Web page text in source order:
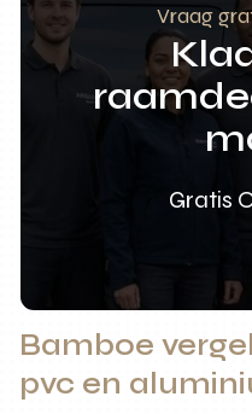
Vraag
Gratis
Bamboe
pvc en